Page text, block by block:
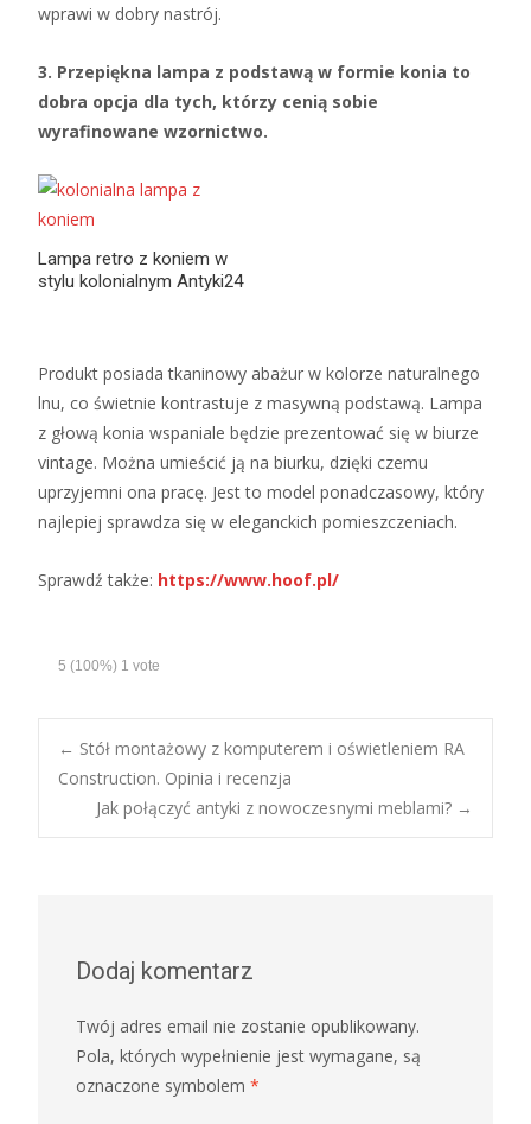
wprawi w dobry nastrój.
3. Przepiękna lampa z podstawą w formie konia to
dobra opcja dla tych, którzy cenią sobie
wyrafinowane wzornictwo.
Lampa retro z koniem w
stylu kolonialnym Antyki24
Produkt posiada tkaninowy abażur w kolorze naturalnego
lnu, co świetnie kontrastuje z masywną podstawą. Lampa
z głową konia wspaniale będzie prezentować się w biurze
vintage. Można umieścić ją na biurku, dzięki czemu
uprzyjemni ona pracę. Jest to model ponadczasowy, który
najlepiej sprawdza się w eleganckich pomieszczeniach.
Sprawdź także: https://www.hoof.pl/
5 (100%) 1 vote
Post navigation
← Stół montażowy z komputerem i oświetleniem RA
Construction. Opinia i recenzja
Jak połączyć antyki z nowoczesnymi meblami? →
Dodaj komentarz
Twój adres email nie zostanie opublikowany.
Pola, których wypełnienie jest wymagane, są
oznaczone symbolem *